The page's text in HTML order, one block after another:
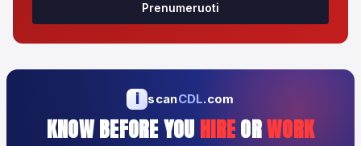
Prenumeruoti
i scanCDL.com
KNOW BEFORE YOU HIREORWORK